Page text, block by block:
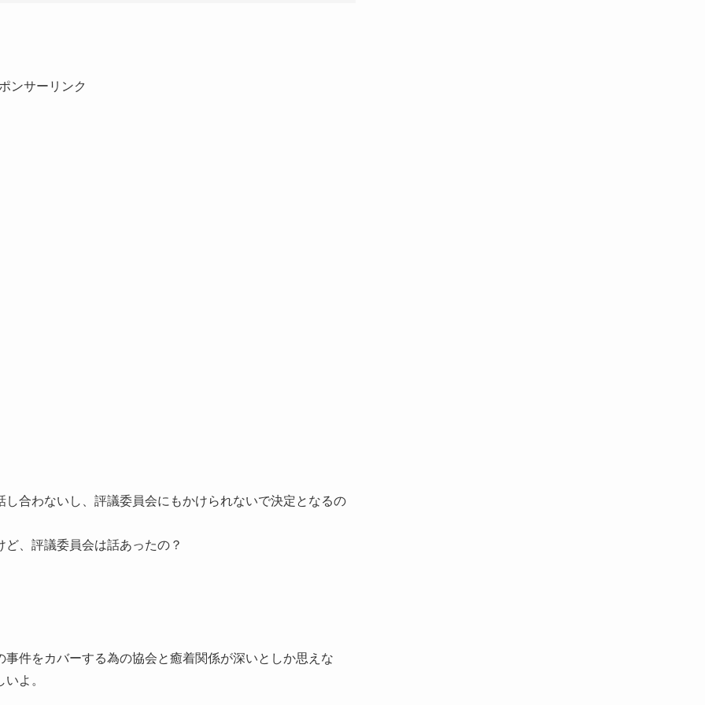
ンサーリンク
合わないし、評議委員会にもかけられないで決定となるの
、評議委員会は話あったの？
件をカバーする為の協会と癒着関係が深いとしか思えな
よ。